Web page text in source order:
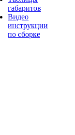
габаритов
Видео
инструкции
по сборке